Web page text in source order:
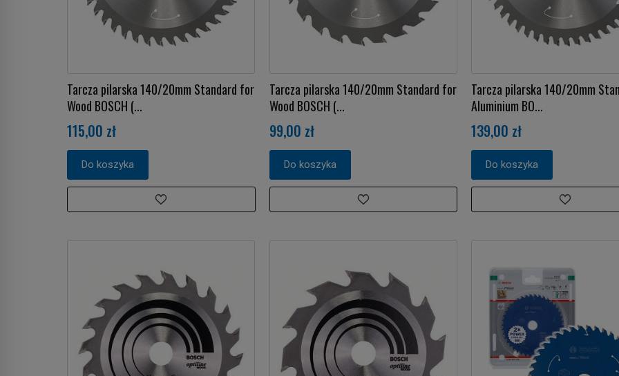
Tarcza pilarska 140/20mm Standard for
Wood BOSCH (...
115,00 zł
Do koszyka
Tarcza pilarska 140/20mm Standard for
Wood BOSCH (...
99,00 zł
Do koszyka
Tarcza pilarska 140/20mm
Aluminium BO...
139,00 zł
Do koszyka